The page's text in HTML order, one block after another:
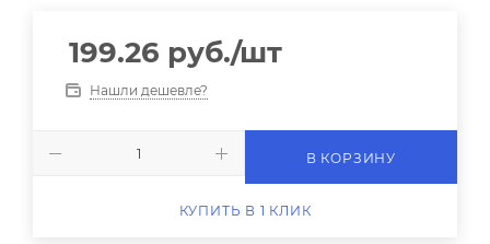
199.26 руб./шт
Нашли дешевле?
В КОРЗИНУ
КУПИТЬ В 1 КЛИК